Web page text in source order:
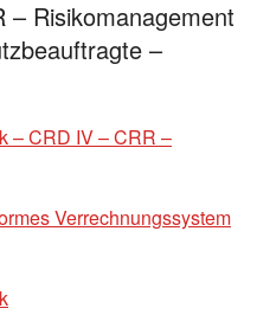
– Risikomanagement
–
– CRD IV – CRR –
Verrechnungssystem